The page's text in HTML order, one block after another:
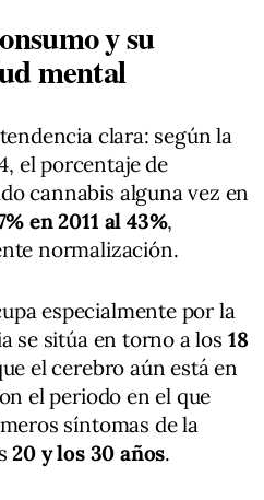
y su
mental
clara: según la
el porcentaje de
cannabis alguna vez en
en 2011 al 43%,
normalización.
especialmente por la
se sitúa en torno a los 18
el cerebro aún está en
el periodo en el que
síntomas de la
20 y los 30 años.